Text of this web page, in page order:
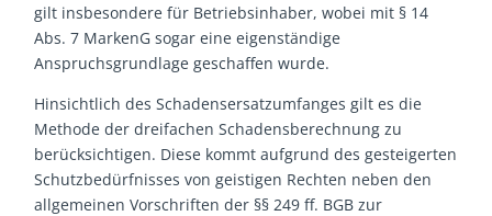
gilt insbesondere für Betriebsinhaber, wobei mit § 14
Abs. 7 MarkenG sogar eine eigenständige
Anspruchsgrundlage geschaffen wurde.
Hinsichtlich des Schadensersatzumfanges gilt es die
Methode der dreifachen Schadensberechnung zu
berücksichtigen. Diese kommt aufgrund des gesteigerten
Schutzbedürfnisses von geistigen Rechten neben den
allgemeinen Vorschriften der §§ 249 ff. BGB zur